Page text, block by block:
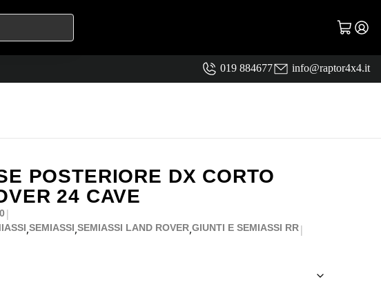
019 884677 info@raptor4x4.it
POSTERIORE DX CORTO
24 CAVE
|
,SEMIASSI,SEMIASSI LAND ROVER,GIUNTI E SEMIASSI RR|